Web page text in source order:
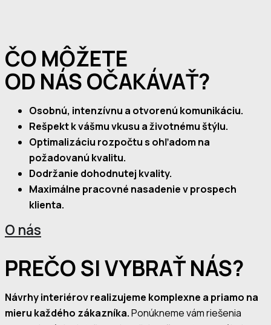
ČO MÔŽETE
OD NÁS OČAKÁVAŤ?
Osobnú, intenzívnu a otvorenú komunikáciu.
Rešpekt k vášmu vkusu a životnému štýlu.
Optimalizáciu rozpočtu s ohľadom na
požadovanú kvalitu.
Dodržanie dohodnutej kvality.
Maximálne pracovné nasadenie v prospech
klienta.
O nás
PREČO SI VYBRAŤ NÁS?
Návrhy interiérov realizujeme komplexne a priamo na
mieru každého zákazníka.Ponúkneme vám riešenia